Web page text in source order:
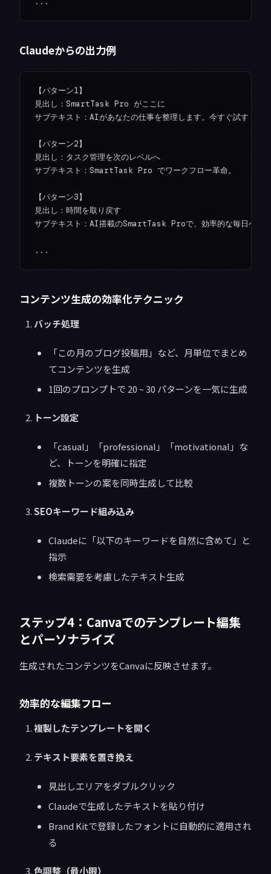
Claudeからの出力例
【パターン1】
見出し：SmartTask Pro がここに
サブテキスト：AIがあなたの仕事を整理します。今すぐ試す
【パターン2】
見出し：タスク管理を次のレベルへ
サブテキスト：SmartTask Pro でワークフロー革命。
【パターン3】
見出し：時間を取り戻す
サブテキスト：AI搭載のSmartTask Proで、効率的な毎日へ。
コンテンツ生成の効率化テクニック
バッチ処理
「この月のブログ投稿用」など、月単位でまとめ
てコンテンツを生成
1回のプロンプトで 20 ~ 30 パターンを一気に生成
トーン設定
「casual」「professional」「motivational」な
ど、トーンを明確に指定
複数トーンの案を同時生成して比較
SEOキーワード組み込み
Claudeに「以下のキーワードを自然に含めて」と
指示
検索需要を考慮したテキスト生成
ステップ4：Canvaでのテンプレート編集
とパーソナライズ
生成されたコンテンツをCanvaに反映させます。
効率的な編集フロー
複製したテンプレートを開く
テキスト要素を置き換え
見出しエリアをダブルクリック
Claudeで生成したテキストを貼り付け
Brand Kitで登録したフォントに自動的に適用され
る
色調整（最小限）